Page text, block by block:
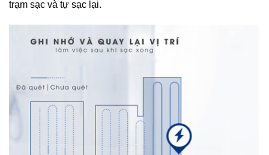
trạm sạc và tự sạc lại.